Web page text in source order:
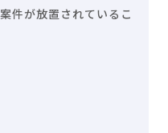
件が放置されているこ